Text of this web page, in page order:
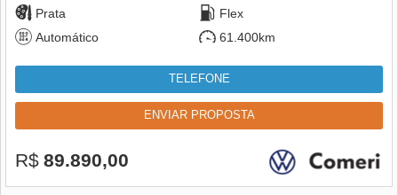
Prata
Flex
Automático
61.400km
TELEFONE
ENVIAR PROPOSTA
R$ 89.890,00